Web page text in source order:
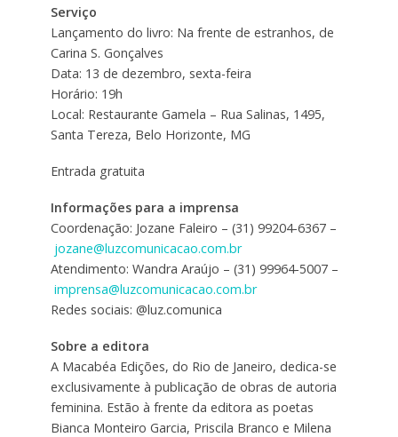
Serviço
Lançamento do livro: Na frente de estranhos, de
Carina S. Gonçalves
Data: 13 de dezembro, sexta-feira
Horário: 19h
Local: Restaurante Gamela – Rua Salinas, 1495,
Santa Tereza, Belo Horizonte, MG
Entrada gratuita
Informações para a imprensa
Coordenação: Jozane Faleiro – (31) 99204-6367 –
jozane@luzcomunicacao.com.br
Atendimento: Wandra Araújo – (31) 99964-5007 –
imprensa@luzcomunicacao.com.br
Redes sociais: @luz.comunica
Sobre a editora
A Macabéa Edições, do Rio de Janeiro, dedica-se
exclusivamente à publicação de obras de autoria
feminina. Estão à frente da editora as poetas
Bianca Monteiro Garcia, Priscila Branco e Milena